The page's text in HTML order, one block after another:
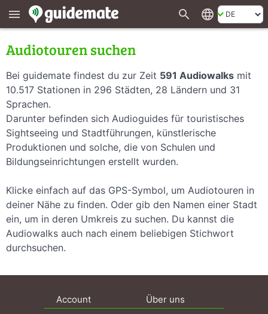
menu search language
Audiotouren suchen
Bei guidemate findest du zur Zeit 591 Audiowalks mit
10.517 Stationen in 296 Städten, 28 Ländern und 31
Sprachen.
Darunter befinden sich Audioguides für touristisches
Sightseeing und Stadtführungen, künstlerische
Produktionen und solche, die von Schulen und
Bildungseinrichtungen erstellt wurden.
Klicke einfach auf das GPS-Symbol, um Audiotouren in
deiner Nähe zu finden. Oder gib den Namen einer Stadt
ein, um in deren Umkreis zu suchen. Du kannst die
Audiowalks auch nach einem beliebigen Stichwort
durchsuchen.
Account Über uns